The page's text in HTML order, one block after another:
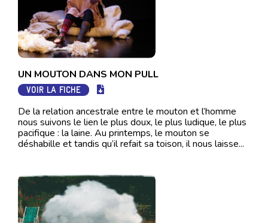
UN MOUTON DANS MON PULL
VOIR LA FICHE
De la relation ancestrale entre le mouton et l’homme
nous suivons le lien le plus doux, le plus ludique, le plus
pacifique : la laine. Au printemps, le mouton se
déshabille et tandis qu’il refait sa toison, il nous laisse...